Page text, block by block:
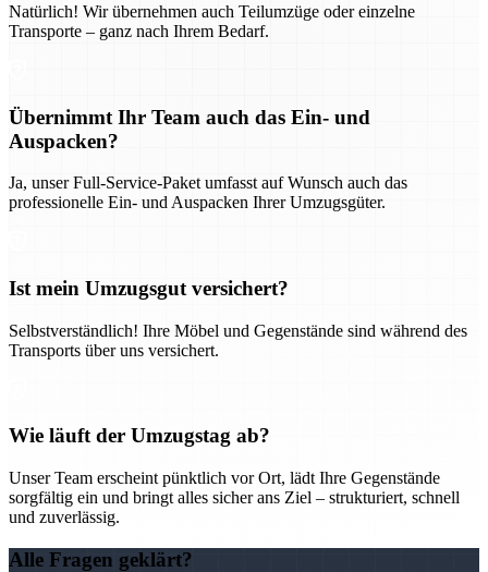
Natürlich! Wir übernehmen auch Teilumzüge oder einzelne
Transporte – ganz nach Ihrem Bedarf.
Übernimmt Ihr Team auch das Ein- und
Auspacken?
Ja, unser Full-Service-Paket umfasst auf Wunsch auch das
professionelle Ein- und Auspacken Ihrer Umzugsgüter.
Ist mein Umzugsgut versichert?
Selbstverständlich! Ihre Möbel und Gegenstände sind während des
Transports über uns versichert.
Wie läuft der Umzugstag ab?
Unser Team erscheint pünktlich vor Ort, lädt Ihre Gegenstände
sorgfältig ein und bringt alles sicher ans Ziel – strukturiert, schnell
und zuverlässig.
Alle Fragen geklärt?